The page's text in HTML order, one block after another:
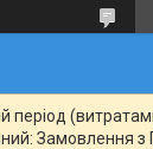
період
Замовлення